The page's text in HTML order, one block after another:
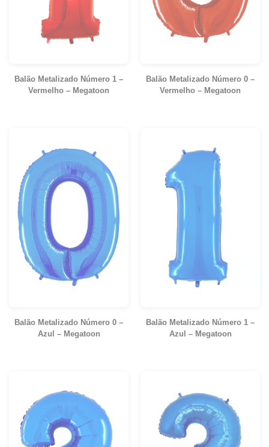
Balão Metalizado Número 1 –
Vermelho – Megatoon
Balão Metalizado Número 0 –
Vermelho – Megatoon
Balão Metalizado Número 0 –
Azul – Megatoon
Balão Metalizado Número 1 –
Azul – Megatoon